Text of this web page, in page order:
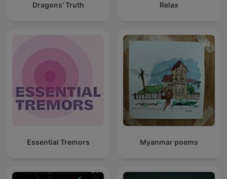
Dragons' Truth Relax
Essential Tremors Myanmar poems